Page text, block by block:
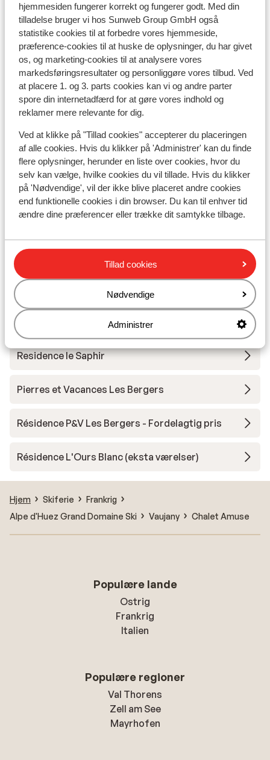
hjemmesiden fungerer korrekt og fungerer godt. Med din
tilladelse bruger vi hos Sunweb Group GmbH også
statistike cookies til at forbedre vores hjemmeside,
præference-cookies til at huske de oplysninger, du har givet
os, og marketing-cookies til at analysere vores
markedsføringsresultater og personliggøre vores tilbud. Ved
at placere 1. og 3. parts cookies kan vi og andre parter
spore din internetadfærd for at gøre vores indhold og
reklamer mere relevante for dig.
Ved at klikke på "Tillad cookies" accepterer du placeringen
af alle cookies. Hvis du klikker på 'Administrer' kan du finde
flere oplysninger, herunder en liste over cookies, hvor du
selv kan vælge, hvilke cookies du vil tillade. Hvis du klikker
på 'Nødvendige', vil der ikke blive placeret andre cookies
end funktionelle cookies i din browser. Du kan til enhver tid
ændre dine præferencer eller trække dit samtykke tilbage.
Tillad cookies
Nødvendige
Administrer
Hotel Au Chamois d'Or
Hotel Daria-I Nor
Hotel Le Castillan
Village Club du Soleil Oz en Oisans
Residence le Claret I & II
Residence Prestige Phoenix A
Chalet Marguerite
Lejlighedshotel Prestige Odalys l'Eclose
Residence Les Edelweiss
Résidence Vacanceole les Hauts de Vaujany
Residence le Saphir
Pierres et Vacances Les Bergers
Résidence P&V Les Bergers - Fordelagtig pris
Résidence L'Ours Blanc (eksta værelser)
Hjem Skiferie
Frankrig
Alpe d'Huez Grand Domaine Ski
Vaujany Chalet Amuse
Populære lande
Ostrig
Frankrig
Italien
Populære regioner
Val Thorens
Zell am See
Mayrhofen